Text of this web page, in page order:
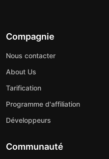
Compagnie
Nous contacter
About Us
Tarification
Programme d'affiliation
Développeurs
Communauté